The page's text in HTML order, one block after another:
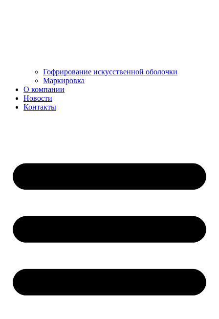
Гофрирование искусственной оболочки
Маркировка
О компании
Новости
Контакты